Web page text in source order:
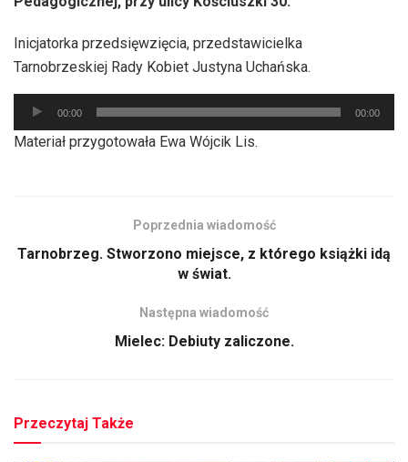
Inicjatorka przedsięwzięcia, przedstawicielka
Tarnobrzeskiej Rady Kobiet Justyna Uchańska.
Odtwarzacz
plików
dźwiękowych
00:00 00:00
Materiał przygotowała Ewa Wójcik Lis.
Poprzednia wiadomość
Tarnobrzeg. Stworzono miejsce, z którego książki idą
w świat.
Następna wiadomość
Mielec: Debiuty zaliczone.
Przeczytaj Także